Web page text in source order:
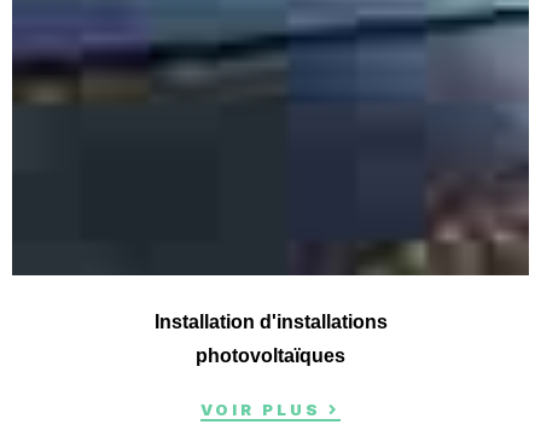
Installation d'installations
photovoltaïques
VOIR PLUS